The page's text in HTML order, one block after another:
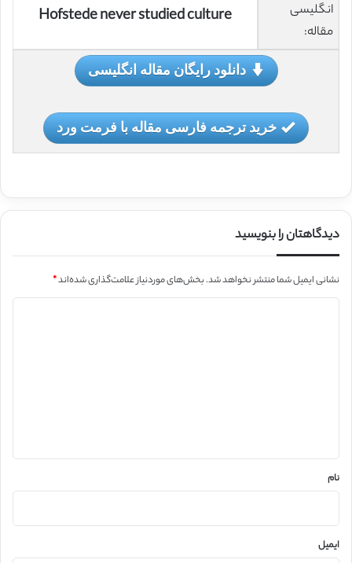
انگلیسی
مقاله:
Hofstede never studied culture
دانلود رایگان مقاله انگلیسی
خرید ترجمه فارسی مقاله با فرمت ورد
دیدگاهتان را بنویسید
نشانی ایمیل شما منتشر نخواهد شد.بخش‌های موردنیاز علامت‌گذاری شده‌اند*
نام
ایمیل